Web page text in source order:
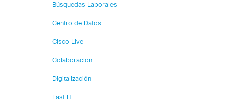
Búsquedas Laborales
Centro de Datos
Cisco Live
Colaboración
Digitalización
Fast IT